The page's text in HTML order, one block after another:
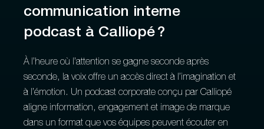
communication interne
podcast à Calliopé ?
À l’heure où l’attention se gagne seconde après
seconde, la voix offre un accès direct à l’imagination et
à l’émotion. Un podcast corporate conçu par Calliopé
aligne information, engagement et image de marque
dans un format que vos équipes peuvent écouter en